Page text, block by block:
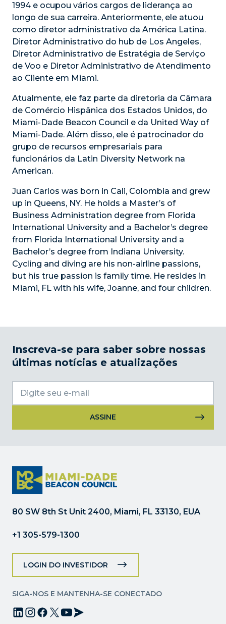
1994 e ocupou vários cargos de liderança ao
longo de sua carreira. Anteriormente, ele atuou
como diretor administrativo da América Latina.
Diretor Administrativo do hub de Los Angeles,
Diretor Administrativo de Estratégia de Serviço
de Voo e Diretor Administrativo de Atendimento
ao Cliente em Miami.
Atualmente, ele faz parte da diretoria da Câmara
de Comércio Hispânica dos Estados Unidos, do
Miami-Dade Beacon Council e da United Way of
Miami-Dade. Além disso, ele é patrocinador do
grupo de recursos empresariais para
funcionários da Latin Diversity Network na
American.
Juan Carlos was born in Cali, Colombia and grew
up in Queens, NY. He holds a Master’s of
Business Administration degree from Florida
International University and a Bachelor’s degree
from Florida International University and a
Bachelor’s degree from Indiana University.
Cycling and diving are his non-airline passions,
but his true passion is family time. He resides in
Miami, FL with his wife, Joanne, and four children.
Inscreva-se para saber sobre nossas
últimas notícias e atualizações
Contact.
Por
favor,
deixe
campo
branco.
80 SW 8th St Unit 2400, Miami, FL 33130, EUA
+1 305-579-1300
LOGIN DO INVESTIDOR
SIGA-NOS E MANTENHA-SE CONECTADO